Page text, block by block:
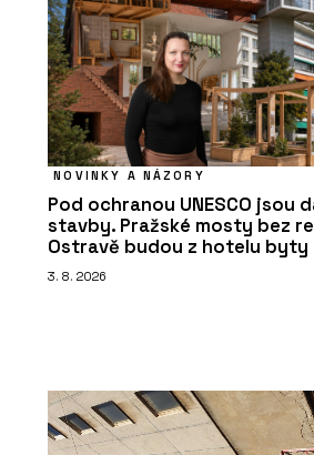
NOVINKY A NÁZORY
Pod ochranou UNESCO jsou
stavby. Pražské mosty bez
Ostravě budou z hotelu byty
3. 8. 2026